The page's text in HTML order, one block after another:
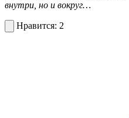
внутри, но и вокруг…
2